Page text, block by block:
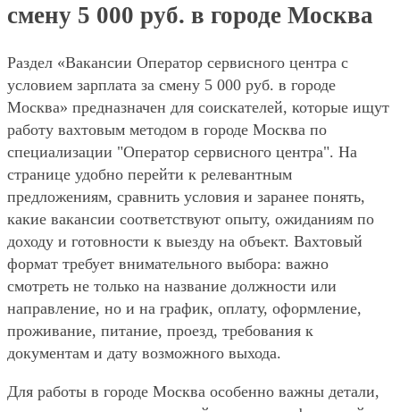
смену 5 000 руб. в городе Москва
Раздел «Вакансии Оператор сервисного центра с
условием зарплата за смену 5 000 руб. в городе
Москва» предназначен для соискателей, которые ищут
работу вахтовым методом в городе Москва по
специализации "Оператор сервисного центра". На
странице удобно перейти к релевантным
предложениям, сравнить условия и заранее понять,
какие вакансии соответствуют опыту, ожиданиям по
доходу и готовности к выезду на объект. Вахтовый
формат требует внимательного выбора: важно
смотреть не только на название должности или
направление, но и на график, оплату, оформление,
проживание, питание, проезд, требования к
документам и дату возможного выхода.
Для работы в городе Москва особенно важны детали,